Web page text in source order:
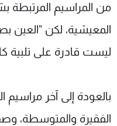
من المراسيم المرتبطة
المعيشية، لكن "العين
ليست قادرة على تلبية
بالعودة إلى آخر
الفقيرة والمتوسطة،